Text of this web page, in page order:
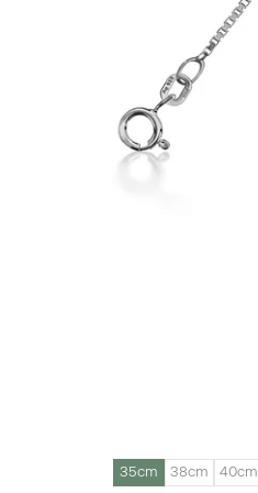
35cm 38cm 40cm